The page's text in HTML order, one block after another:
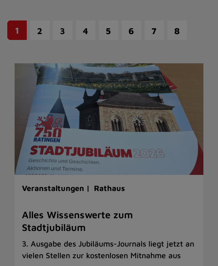
1 2 3 4 5 6 7 8
Veranstaltungen | Rathaus
Alles Wissenswerte zum
Stadtjubiläum
3. Ausgabe des Jubiläums-Journals liegt jetzt an
vielen Stellen zur kostenlosen Mitnahme aus